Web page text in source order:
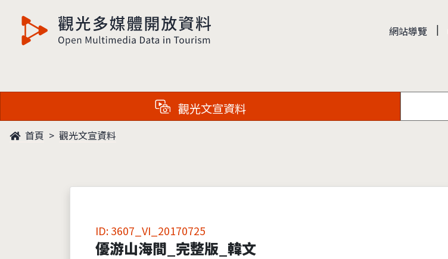
觀光多媒體開放資料 網站導覽 |
觀光文宣資料
首頁 觀光文宣資料
ID: 3607_VI_20170725
優游山海間_完整版_韓文